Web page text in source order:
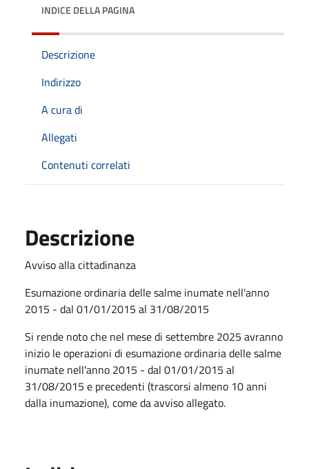
INDICE DELLA PAGINA
Descrizione
Indirizzo
A cura di
Allegati
Contenuti correlati
Descrizione
Avviso alla cittadinanza
Esumazione ordinaria delle salme inumate nell'anno
2015 - dal 01/01/2015 al 31/08/2015
Si rende noto che nel mese di settembre 2025 avranno
inizio le operazioni di esumazione ordinaria delle salme
inumate nell'anno 2015 - dal 01/01/2015 al
31/08/2015 e precedenti (trascorsi almeno 10 anni
dalla inumazione), come da avviso allegato.